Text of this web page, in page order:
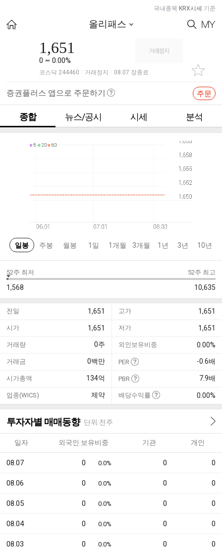
국내종목 KRX시세 기준
올리패스
1,651
0 0.00%
코스닥 244460 거래정지 08.07 장종료
증권플러스 앱으로 주문하기 주문
종합 뉴스/공시 시세 분석
일봉 주봉 월봉 1일 1개월 3개월 1년 3년 10년
52주 최저
1,568
52주 최고
10,635
전일 1,651 고가 1,651
시가 1,651 저가 1,651
거래량 0주 외인보유비중 0.00%
거래금 0백만 PER -0.6배
시가총액 134억 PBR 7.9배
업종(WICS) 제약 배당수익률 0.00%
투자자별 매매동향 단위:천주
일자 외국인·보유비중 기관 개인
08.07 0 0.0% 0 0
08.06 0 0.0% 0 0
08.05 0 0.0% 0 0
08.04 0 0.0% 0 0
08.03 0 0.0% 0 0